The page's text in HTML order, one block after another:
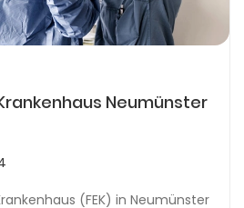
Neumünster
(FEK) in Neumünster